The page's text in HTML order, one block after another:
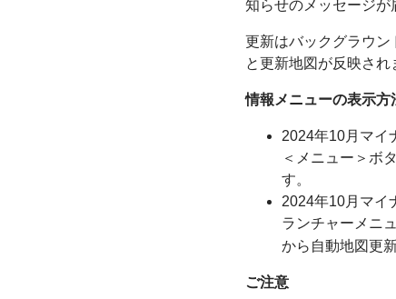
知らせのメッセージが
更新はバックグラウン
と更新地図が反映され
情報メニューの表示方
2024年10月マイ
＜メニュー＞ボ
す。
2024年10月マイ
ランチャーメニ
から自動地図更
ご注意